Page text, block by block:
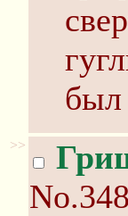
был
>>